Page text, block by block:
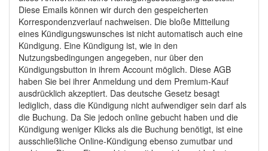
Diese Emails können wir durch den gespeicherten
Korrespondenzverlauf nachweisen. Die bloße Mitteilung
eines Kündigungswunsches ist nicht automatisch auch eine
Kündigung. Eine Kündigung ist, wie in den
Nutzungsbedingungen angegeben, nur über den
Kündigungsbutton in ihrem Account möglich. Diese AGB
haben Sie bei ihrer Anmeldung und dem Premium-Kauf
ausdrücklich akzeptiert. Das deutsche Gesetz besagt
lediglich, dass die Kündigung nicht aufwendiger sein darf als
die Buchung. Da Sie jedoch online gebucht haben und die
Kündigung weniger Klicks als die Buchung benötigt, ist eine
ausschließliche Online-Kündigung ebenso zumutbar und